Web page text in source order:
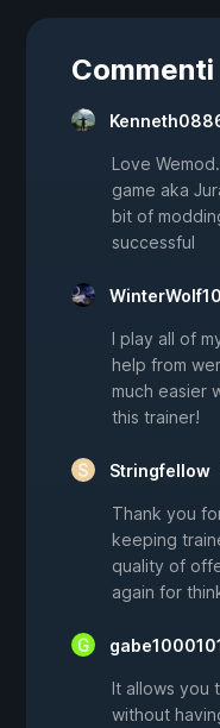
Commenti
Love
game aka
bit of
successful
I play all of
help from
much easier
this trainer!
Stringfellow
Thank you
keeping
quality of
again for
It allows you
without